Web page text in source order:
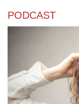
PODCAST